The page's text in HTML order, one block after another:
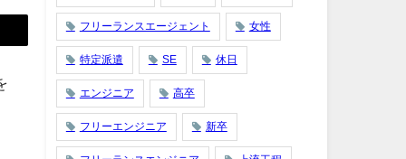
フリーランスエージェント 女性
特定派遣 SE 休日
エンジニア 高卒
フリーエンジニア 新卒